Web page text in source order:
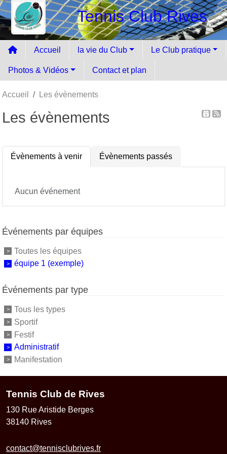
Tennis Club Rives
Accueil la vie du Club Le Club pratique
Photos & Vidéos Contact et plan
Accueil Les évènements
Les évènements
Évènements à venir Évènements passés
Aucun événement
Événements par équipes
Toutes les équipes
équipe 1 (exemple)
Événements par type
Tous les types
Sportif
Festif
Administratif
Manifestation
Tennis Club de Rives
130 Rue Aristide Berges
38140 Rives
contact@tennisclubrives.fr
Panneau de gestion des cookies